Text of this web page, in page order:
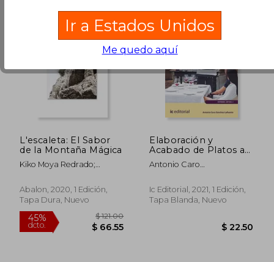
45%
dcto.
$ 62.88 45%
dcto.
L'escaleta: El Sabor
de la Montaña Mágica
Kiko Moya Redrado;
Abalon, 2020, 1 Edición,
Tapa Dura, Nuevo
Elaboración y
Acabado de Platos a
la Vista del Cliente.
Hotr0608 - Servicios
Antonio Caro
Ic Editorial, 2021, 1 Edición,
Tapa Blanda, Nuevo
Ir a Estados Unidos
Me quedo aquí